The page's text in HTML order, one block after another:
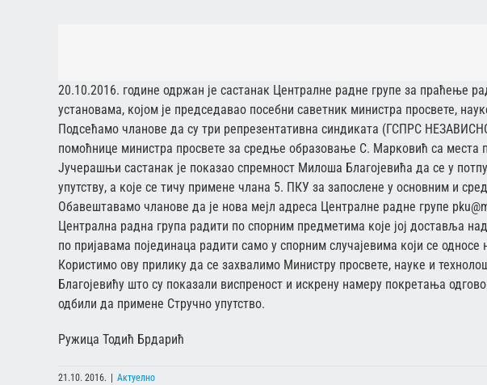
20.10.2016. године одржан је састанак Централне радне групе за праћење
установама, којом је председавао посебни саветник министра просвете,
Подсећамо чланове да су три репрезентативна синдиката (ГСПРС
помоћнице министра просвете за средње образовање С. Марковић са места
Јучерашњи састанак је показао спремност Милоша Благојевића да се у
упутству, а које се тичу примене члана 5. ПКУ за запослене у основним и
Обавештавамо чланове да је нова мејл адреса Централне радне групе
Централна радна група радити по спорним предметима које јој доставља
по пријавама појединаца радити само у спорним случајевима који се
Користимо ову прилику да се захвалимо Министру просвете, науке и
Благојевићу што су показали виспреност и искрену намеру покретања
одбили да примене Стручно упутство.
Ружица Тодић Брдарић
21.10. 2016. Актуелно